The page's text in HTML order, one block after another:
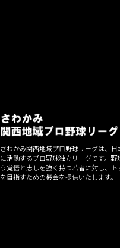
さわかみ関西地域プロ野球リーグは、
に活動するプロ野球独立リーグです。野
う覚悟と志しを強く持つ若者に対し、
を目指すための機会を提供いたします。